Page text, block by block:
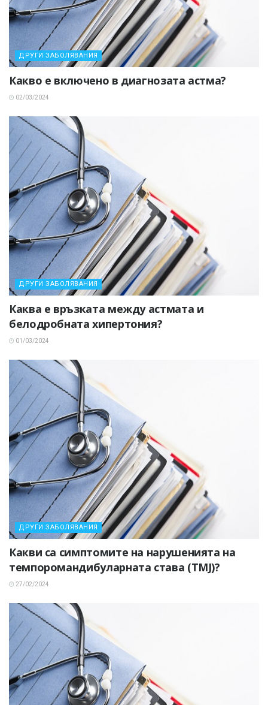
ДРУГИ ЗАБОЛЯВАНИЯ
Какво е включено в диагнозата астма?
02/03/2024
ДРУГИ ЗАБОЛЯВАНИЯ
Каква е връзката между астмата и
белодробната хипертония?
01/03/2024
ДРУГИ ЗАБОЛЯВАНИЯ
Какви са симптомите на нарушенията на
темпоромандибуларната става (TMJ)?
27/02/2024